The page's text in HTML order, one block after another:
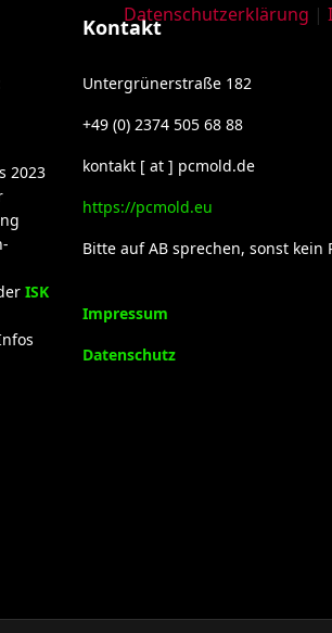
2023
ISK
Kontakt
Untergrünerstraße 182
+49 (0) 2374 505 68 88
kontakt [ at ] pcmold.de
https://pcmold.eu
Bitte auf AB sprechen, sonst kein
Impressum
Datenschutz
Datenschutzerklärung |